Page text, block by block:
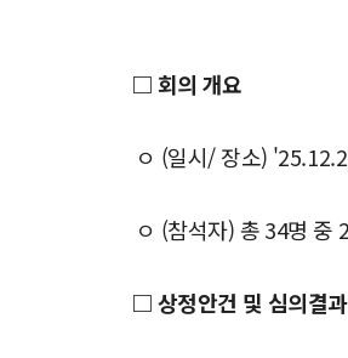
□ 회의 개요
ㅇ (일시/ 장소)
ㅇ (참석자) 총 34명 중
□ 상정안건 및 심의결과